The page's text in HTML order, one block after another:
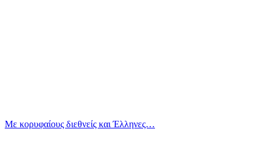
Με κορυφαίους διεθνείς και Έλληνες…